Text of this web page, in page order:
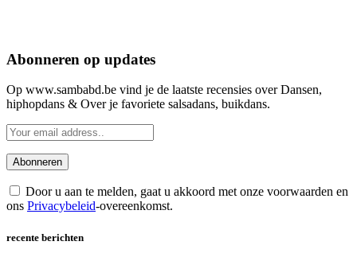
Abonneren op updates
Op www.sambabd.be vind je de laatste recensies over Dansen,
hiphopdans & Over je favoriete salsadans, buikdans.
Door u aan te melden, gaat u akkoord met onze voorwaarden en
ons Privacybeleid-overeenkomst.
recente berichten